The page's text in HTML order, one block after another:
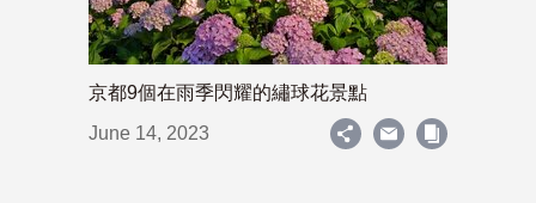
京都9個在雨季閃耀的繡球花景點
June 14, 2023